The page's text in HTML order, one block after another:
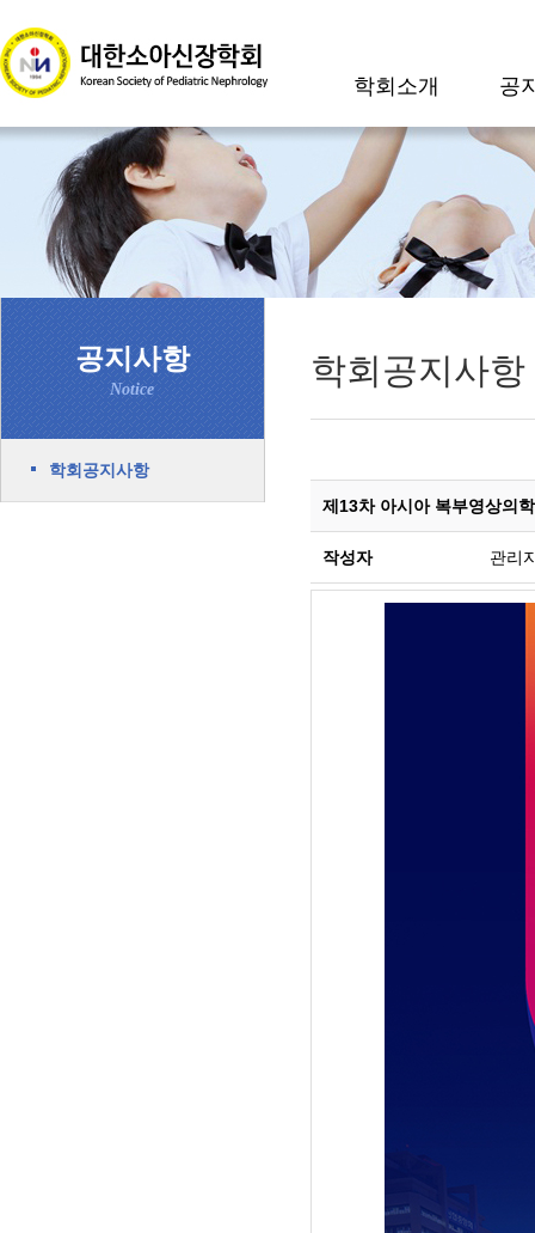
학회소개 공
공지사항
Notice
학회공지사항
학회공지사항
제13차 아시아 복부영상의
작성자 관리